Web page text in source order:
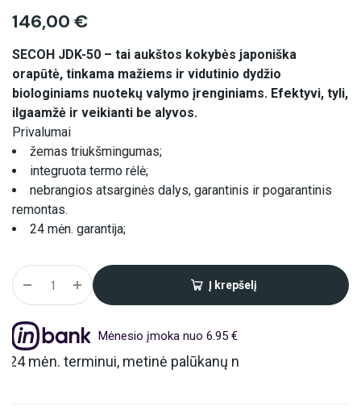
146,00 €
SECOH JDK-50 – tai aukštos kokybės japoniška
orapūtė, tinkama mažiems ir vidutinio dydžio
biologiniams nuotekų valymo įrenginiams. Efektyvi, tyli,
ilgaamžė ir veikianti be alyvos.
Privalumai
žemas triukšmingumas;
integruota termo rėlė;
nebrangios atsarginės dalys, garantinis ir pogarantinis
remontas.
24 mėn. garantija;
Į krepšelį
Alternative:
Mėnesio įmoka nuo 6.95 €
palūkanų norma – 6.9%, sutarties sudarymo